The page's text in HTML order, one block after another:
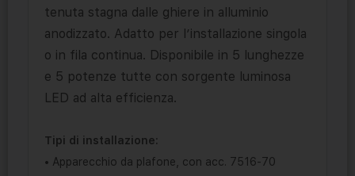
tenuta stagna dalle ghiere in alluminio
anodizzato.‎ Adatto per l’installazione singola
o in fila continua.‎ Disponibile in 5 lunghezze
e 5 potenze tutte con sorgente luminosa
LED ad alta efficienza.‎
Tipi di installazione:
• Apparecchio da plafone, con acc. 7516-70